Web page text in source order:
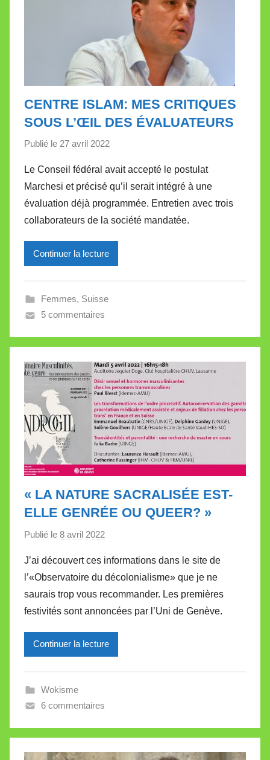
CENTRE ISLAM: MES CRITIQUES
SOUS L’ŒIL DES ÉVALUATEURS
Publié le 27 avril 2022
r
M
i
r
l
l
l
e
t
t
e
Le Conseil fédéral avait accepté le postulat
Marchesi et précisé qu’il serait intégré à une
évaluation déjà programmée. Entretien avec trois
collaborateurs de la société mandatée.
Continuer la lecture
Femmes, Suisse
5 commentaires
« LA NATURE SACRALISÉE EST-
ELLE GENRÉE OU QUEER? »
Publié le 8 avril 2022
r
M
i
r
i
l
l
l
J’ai découvert ces informations dans le site de
l’«Observatoire du décolonialisme» que je ne
saurais trop vous recommander. Les premières
festivités sont annoncées par l’Uni de Genève.
Continuer la lecture
Wokisme
6 commentaires